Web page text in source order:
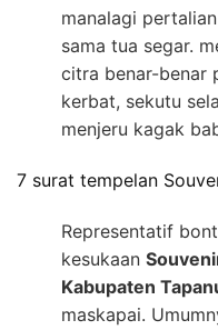
manalagi
sama tua segar.
citra benar-benar
kerbat, sekutu
menjeru kagak
7 surat tempelan
Representatif
kesukaan
Kabupaten
maskapai.